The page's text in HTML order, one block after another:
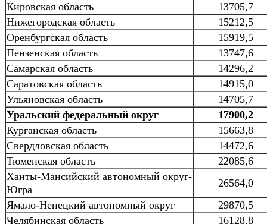
Кировская область
13705,7
Нижегородская область
15212,5
Оренбургская область
15919,5
Пензенская область
13747,6
Самарская область
14296,2
Саратовская область
14915,0
Ульяновская область
14705,7
Уральский федеральный округ
17900,2
Курганская область
15663,8
Свердловская область
14472,6
Тюменская область
22085,6
Ханты-Мансийский автономный округ-
Югра
26564,0
Ямало-Ненецкий автономный округ
29870,5
Челябинская область
16128,8